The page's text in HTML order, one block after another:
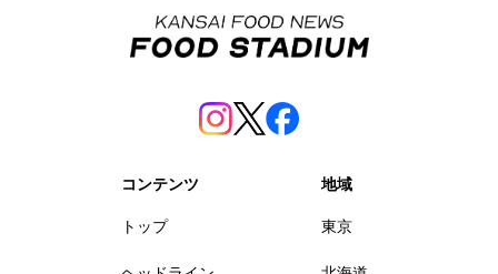
コンテンツ
トップ
地域
東京